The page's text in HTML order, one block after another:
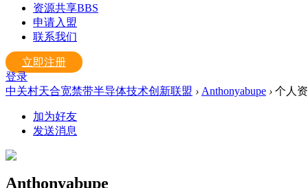
资源共享BBS
申请入盟
联系我们
立即注册
登录
中关村天合宽禁带半导体技术创新联盟 › Anthonyabupe › 个人
加为好友
发送消息
Anthonyabupe